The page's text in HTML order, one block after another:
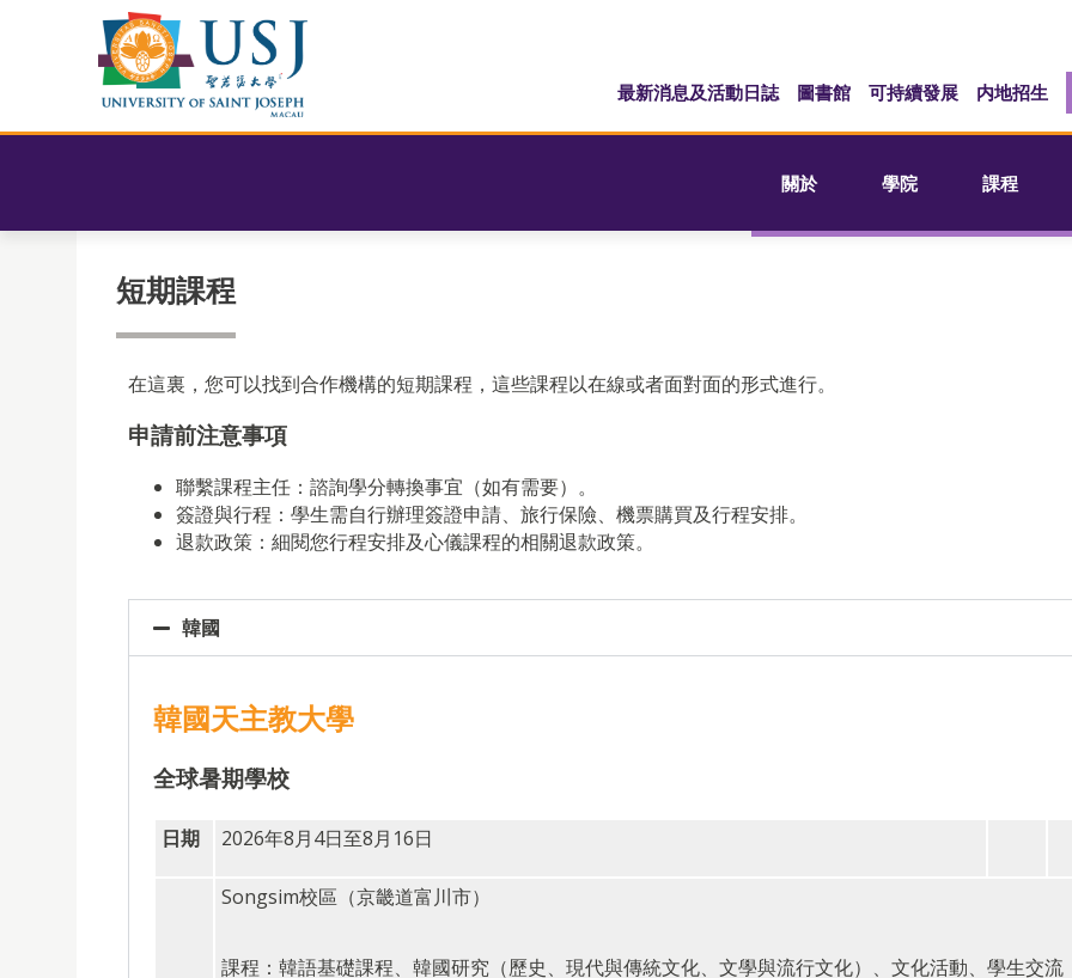
最新消息及活動日誌 圖書館 可持續發展 内地招生
關於 學院 課程
短期課程
在這裏，您可以找到合作機構的短期課程，這些課程以在線或者面對面的形式進行。
申請前注意事項
聯繫課程主任：諮詢學分轉換事宜（如有需要）。
簽證與行程：學生需自行辦理簽證申請、旅行保險、機票購買及行程安排。
退款政策：細閱您行程安排及心儀課程的相關退款政策。
韓國
韓國天主教大學
全球暑期學校
日期 2026年8月4日至8月16日
Songsim校區（京畿道富川市）
課程：韓語基礎課程、韓國研究（歷史、現代與傳統文化、文學與流行文化）、文化活動、學生交流